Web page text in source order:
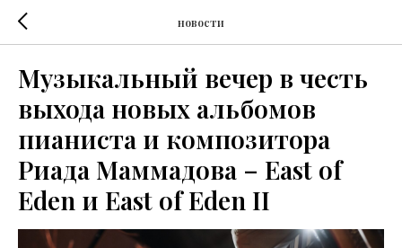
новости
Музыкальный вечер в честь
выхода новых альбомов
пианиста и композитора
Риада Маммадова – East of
Eden и East of Eden II